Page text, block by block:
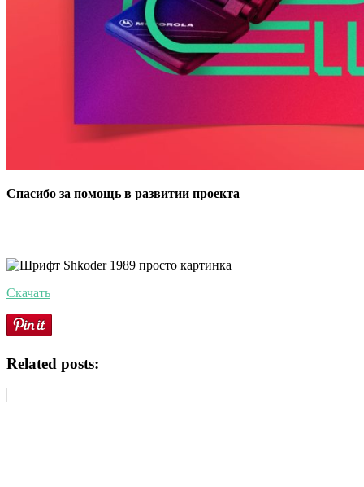
Спасибо за помощь в развитии проекта
Скачать
Related posts: